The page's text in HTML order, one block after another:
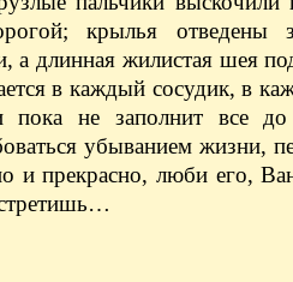
крылья отведены
а длинная жилистая шея
в каждый сосудик, в
не заполнит все до
убыванием жизни,
и прекрасно, люби его,